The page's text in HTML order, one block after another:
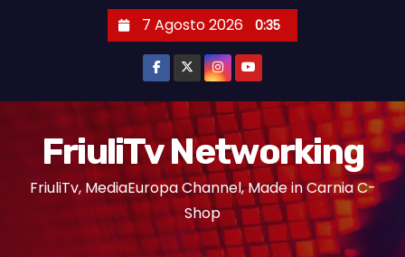
7 Agosto 2026 0:35
FriuliTv Networking
FriuliTv, MediaEuropa Channel, Made in Carnia C-
Shop